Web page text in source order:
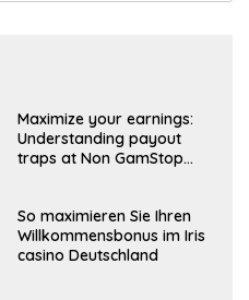
Maximize your earnings:
Understanding payout
traps at Non GamStop
So maximieren Sie Ihren
Willkommensbonus im Iris
casino Deutschland